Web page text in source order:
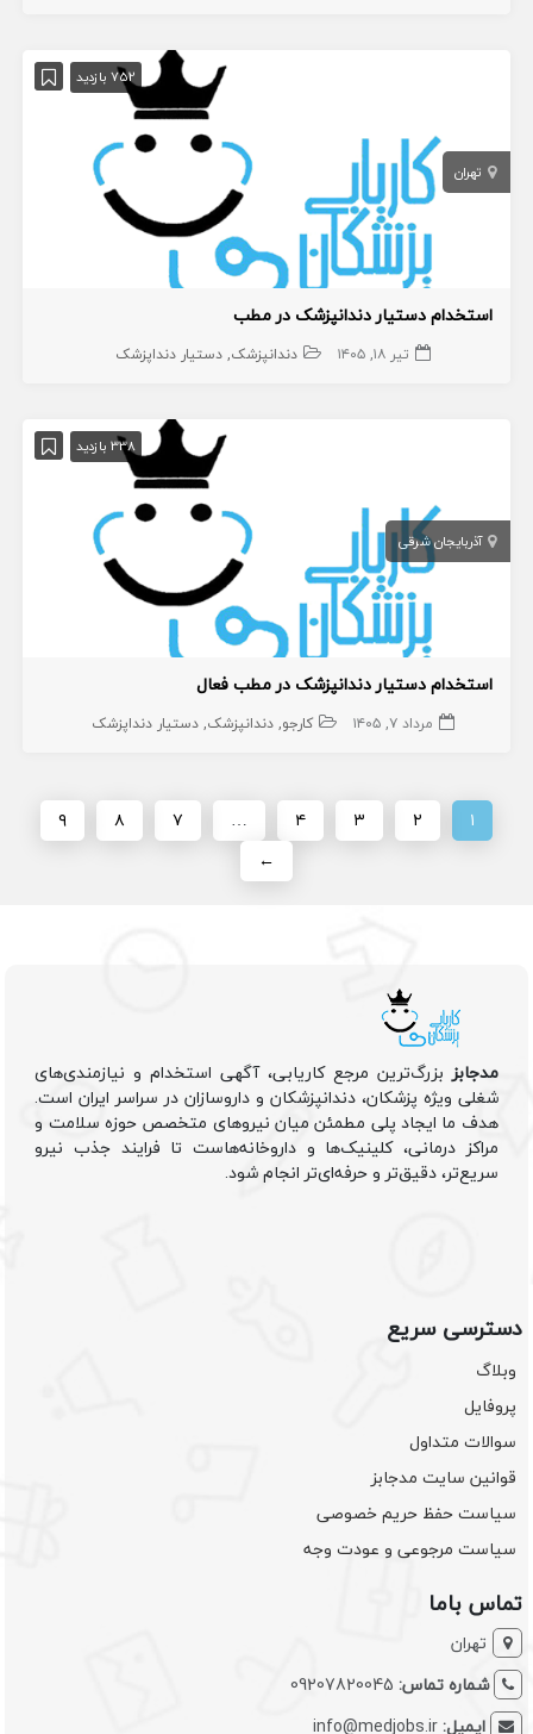
752 بازدید
تهران
استخدام دستیار دندانپزشک در مطب
تیر ۱۸, ۱۴۰۵ دندانپزشک دستیار دنداپزشک
338 بازدید
آذربایجان شرقی
استخدام دستیار دندانپزشک در مطب فعال
مرداد ۷, ۱۴۰۵ کارجو دندانپزشک دستیار دنداپزشک
۱ ۲ ۳ ۴ … ۷ ۸
۹
←
مدجابزبزرگ‌ترین مرجع کاریابی، آگهی استخدام و نیازمندی‌های
شغلی ویژه پزشکان، دندانپزشکان و داروسازان در سراسر ایران است.
هدف ما ایجاد پلی مطمئن میان نیروهای متخصص حوزه سلامت و
مراکز درمانی، کلینیک‌ها و داروخانه‌هاست تا فرایند جذب نیرو
سریع‌تر، دقیق‌تر و حرفه‌ای‌تر انجام شود.
دسترسی سریع
وبلاگ
پروفایل
سوالات متداول
قوانین سایت مدجابز
سیاست حفظ حریم خصوصی
سیاست مرجوعی و عودت وجه
تماس باما
تهران
شماره تماس: 09207820045
ایمیل:info@medjobs.ir